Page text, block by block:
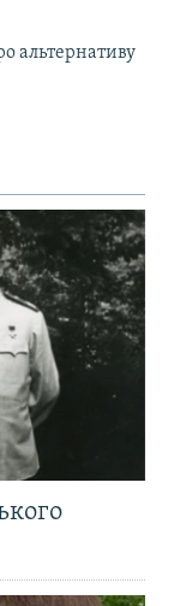
альтернативу